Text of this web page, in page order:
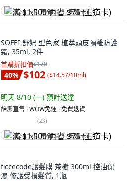
满 $1,500 再省 $75 (王道卡)
SOFEI 舒妃 型色家 植萃頭皮隔離防護
霜, 35ml, 2件
首購折扣價$170
40% $102 ($14.57/10ml)
明天 8/10 (一) 預計送達
酷澎直售 ∙ WOW免運 ∙ 免費退貨
(23)
满 $1,500 再省 $75 (王道卡)
ficcecode護髮膜 茶樹 300ml 控油保
濕 修護受損髮質, 1瓶